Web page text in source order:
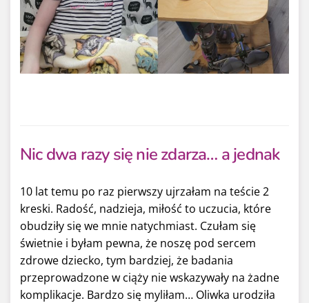
Nic dwa razy się nie zdarza… a jednak
10 lat temu po raz pierwszy ujrzałam na teście 2
kreski. Radość, nadzieja, miłość to uczucia, które
obudziły się we mnie natychmiast. Czułam się
świetnie i byłam pewna, że noszę pod sercem
zdrowe dziecko, tym bardziej, że badania
przeprowadzone w ciąży nie wskazywały na żadne
komplikacje. Bardzo się myliłam… Oliwka urodziła